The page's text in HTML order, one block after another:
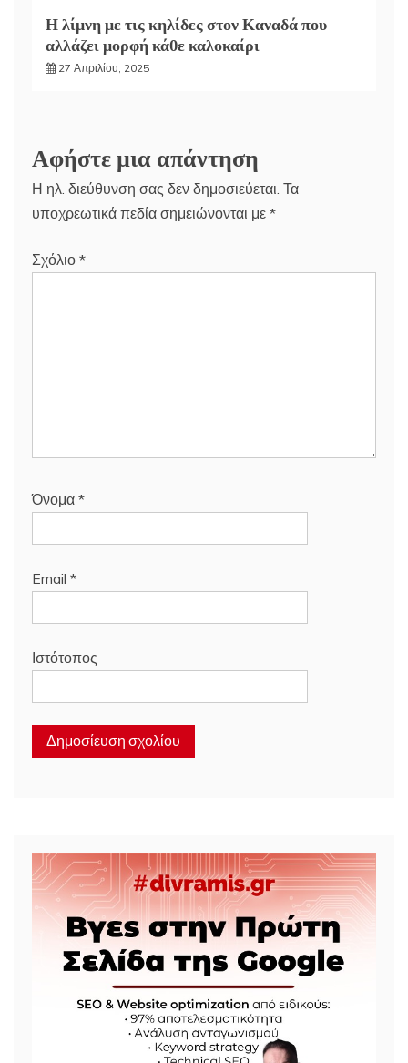
Η λίμνη με τις κηλίδες στον Καναδά που
αλλάζει μορφή κάθε καλοκαίρι
27 Απριλίου, 2025
Αφήστε μια απάντηση
Η ηλ. διεύθυνση σας δεν δημοσιεύεται. Τα
υποχρεωτικά πεδία σημειώνονται με *
Σχόλιο *
Όνομα *
Email *
Ιστότοπος